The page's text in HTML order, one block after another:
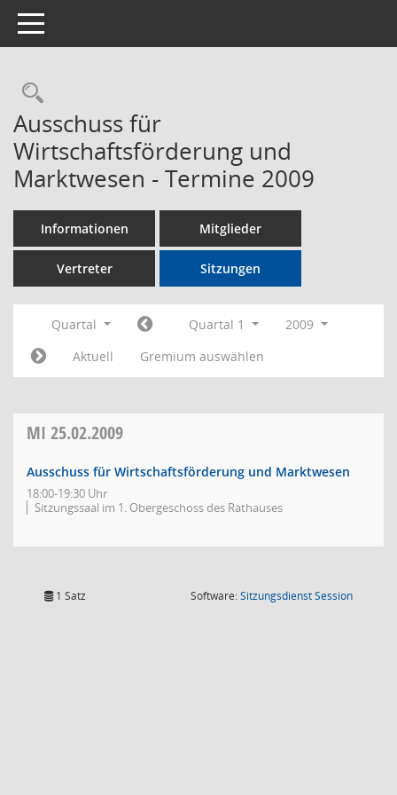
Toggle navigation
Rechercheauswahl
Ausschuss für
Wirtschaftsförderung und
Marktwesen - Termine 2009
Informationen Mitglieder
Vertreter Sitzungen
Quartal Quartal 1
2009
Aktuell
Gremium auswählen
MI 25.02.2009
Ausschuss für Wirtschaftsförderung und Marktwesen
18:00-19:30 Uhr
Sitzungssaal im 1. Obergeschoss des Rathauses
1 Satz Software:SitzungsdienstSession(Wird in